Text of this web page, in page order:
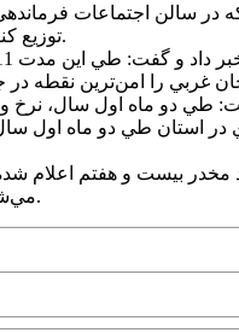
توزيع کننده و خرده فروش و 4 هزار و 489 معتاد در طي 80 روز گذشته در استان دستگير شده است.
است. فرمانده انتظامي استان از کاهش
مخدر بيست و هفتم اعلام
مي‌شود، ادامه داد: برنامه ريزي شده زمان کشف جرايم جنايي و خشن در استان به حداقل برسد.